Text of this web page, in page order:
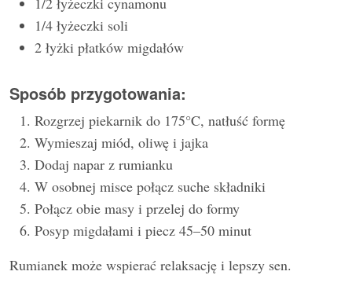
1/4 łyżeczki soli
2 łyżki płatków migdałów
Sposób przygotowania:
Rozgrzej piekarnik do 175°C, natłuść formę
Wymieszaj miód, oliwę i jajka
Dodaj napar z rumianku
W osobnej misce połącz suche składniki
Połącz obie masy i przelej do formy
Posyp migdałami i piecz 45–50 minut
Rumianek może wspierać relaksację i lepszy sen.